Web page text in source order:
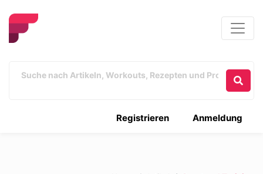
Anmeldung
Registrieren